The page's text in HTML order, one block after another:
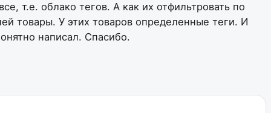
т.е. облако тегов. А как их отфильтровать по
товары. У этих товаров определенные теги. И
написал. Спасибо.